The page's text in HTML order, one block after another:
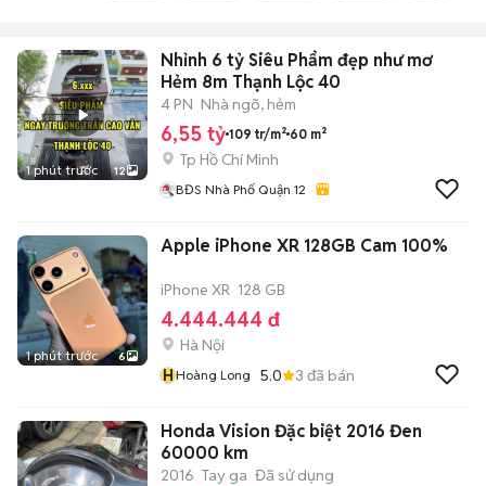
1 phút trước 12
Nhỉnh 6 tỷ Siêu Phẩm đẹp như mơ
Hẻm 8m Thạnh Lộc 40
4 PN Nhà ngõ, hẻm
6,55 tỷ 109 tr/m² 60 m²
Tp Hồ Chí Minh
BĐS Nhà Phố Quận 12
1 phút trước 6
Apple iPhone XR 128GB Cam 100%
iPhone XR 128 GB
4.444.444 đ
Hà Nội
HHoàng Long 5.0 3 đã bán
Honda Vision Đặc biệt 2016 Đen
60000 km
2016 Tay ga Đã sử dụng